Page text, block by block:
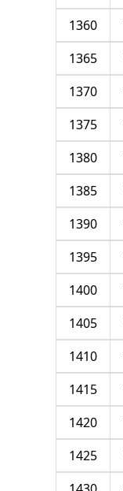
1360
1365
1370
1375
1380
1385
1390
1395
1400
1405
1410
1415
1420
1425